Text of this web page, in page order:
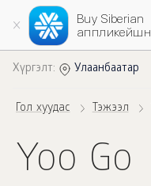
Buy Siberian
аппликейшн
Хүргэлт: Улаанбаатар
Гол хуудас Тэжээл
Yoo Gо